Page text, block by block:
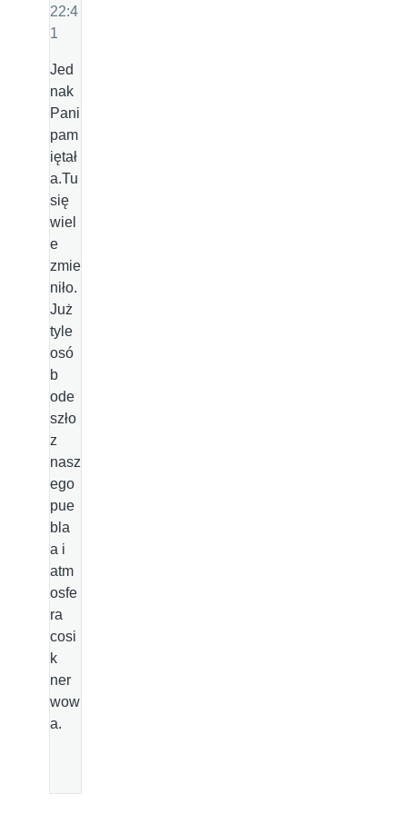
22:4
1
Jed
nak
Pani
pam
iętał
a.Tu
się
wiel
e
zmie
niło.
Już
tyle
osó
b
ode
szło
z
nasz
ego
pue
bla
a i
atm
osfe
ra
cosi
k
ner
wow
a.